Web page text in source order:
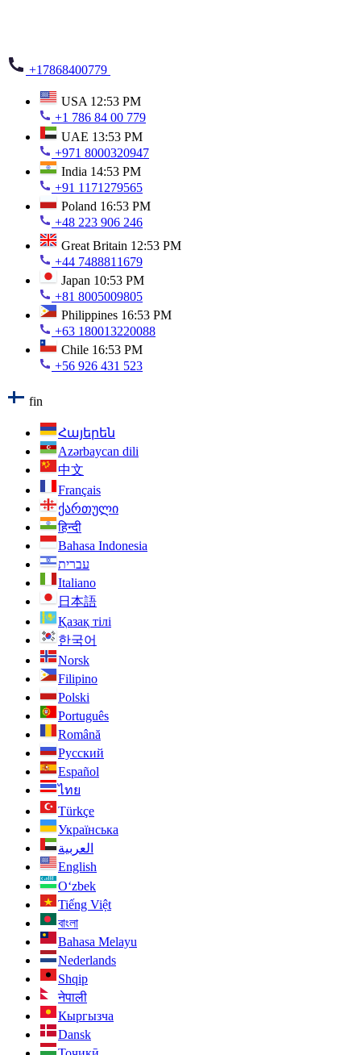
+17868400779
USA 12:53 PM
+1 786 84 00 779
UAE 13:53 PM
+971 8000320947
India 14:53 PM
+91 1171279565
Poland 16:53 PM
+48 223 906 246
Great Britain 12:53 PM
+44 7488811679
Japan 10:53 PM
+81 8005009805
Philippines 16:53 PM
+63 180013220088
Chile 16:53 PM
+56 926 431 523
fin
Հայերեն
Azərbaycan dili
中文
Français
ქართული
हिन्दी
Bahasa Indonesia
עברית
Italiano
日本語
Қазақ тілі
한국어
Norsk
Filipino
Polski
Português
Română
Русский
Español
ไทย
Türkçe
Українська
العربية
English
O‘zbek
Tiếng Việt
বাংলা
Bahasa Melayu
Nederlands
Shqip
नेपाली
Кыргызча
Dansk